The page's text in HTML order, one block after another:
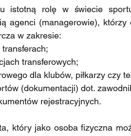
istotną rolę w świecie
agenci (managerowie),
w zakresie:
transferowych;
dla klubów, piłkarzy czy
(dokumentacji) dot.
rejestracyjnych.
który jako osoba fizyczna